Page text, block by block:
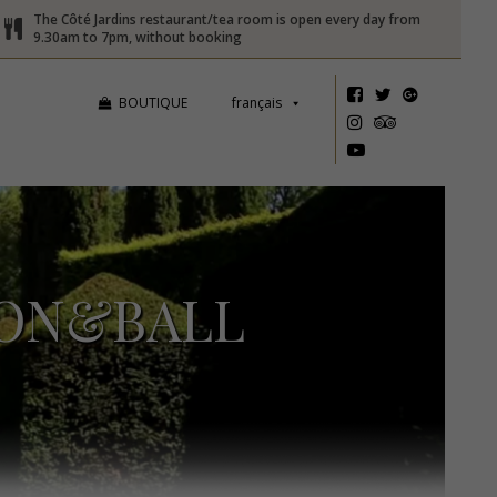
The Côté Jardins restaurant/tea room is open every day from
9.30am to 7pm, without booking
français
BOUTIQUE